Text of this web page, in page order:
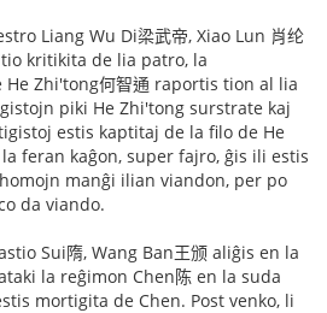
Liang Wu Di梁武帝, Xiao Lun 肖纶
kritikita de lia patro, la
Zhi'tong何智通 raportis tion al lia
piki He Zhi'tong surstrate kaj
estis kaptitaj de la filo de He
feran kaĝon, super fajro, ĝis ili estis
manĝi ilian viandon, per po
da viando.
Sui隋, Wang Ban王颁 aliĝis en la
la reĝimon Chen陈 en la suda
mortigita de Chen. Post venko, li